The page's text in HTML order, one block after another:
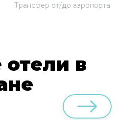
Трансфер от/до аэропорта
в